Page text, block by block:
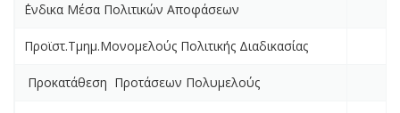
΄Ενδικα Μέσα Πολιτικών Αποφάσεων
Προϊστ.Τμημ.Μονομελούς Πολιτικής Διαδικασίας
Προκατάθεση Προτάσεων Πολυμελούς